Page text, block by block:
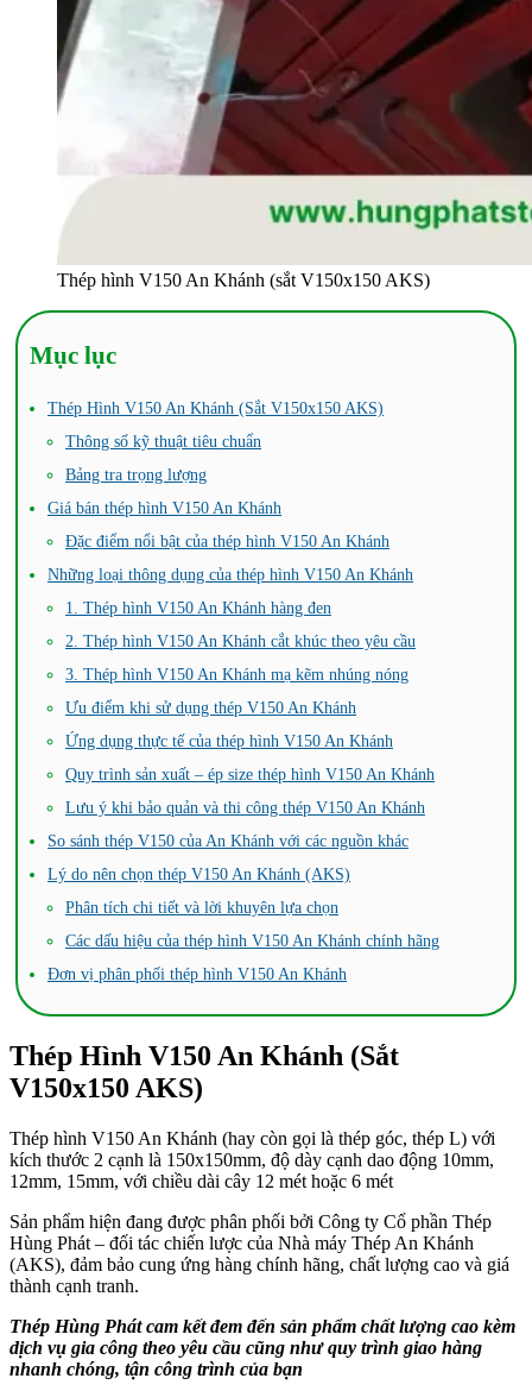
Thép hình V150 An Khánh (sắt V150x150 AKS)
Mục lục
Thép Hình V150 An Khánh (Sắt V150x150 AKS)
Thông số kỹ thuật tiêu chuẩn
Bảng tra trọng lượng
Giá bán thép hình V150 An Khánh
Đặc điểm nổi bật của thép hình V150 An Khánh
Những loại thông dụng của thép hình V150 An Khánh
1. Thép hình V150 An Khánh hàng đen
2. Thép hình V150 An Khánh cắt khúc theo yêu cầu
3. Thép hình V150 An Khánh mạ kẽm nhúng nóng
Ưu điểm khi sử dụng thép V150 An Khánh
Ứng dụng thực tế của thép hình V150 An Khánh
Quy trình sản xuất – ép size thép hình V150 An Khánh
Lưu ý khi bảo quản và thi công thép V150 An Khánh
So sánh thép V150 của An Khánh với các nguồn khác
Lý do nên chọn thép V150 An Khánh (AKS)
Phân tích chi tiết và lời khuyên lựa chọn
Các dấu hiệu của thép hình V150 An Khánh chính hãng
Đơn vị phân phối thép hình V150 An Khánh
Thép Hình V150 An Khánh (Sắt
V150x150 AKS)
Thép hình V150 An Khánh (hay còn gọi là thép góc, thép L) với
kích thước 2 cạnh là 150x150mm, độ dày cạnh dao động 10mm,
12mm, 15mm, với chiều dài cây 12 mét hoặc 6 mét
Sản phẩm hiện đang được phân phối bởi Công ty Cổ phần Thép
Hùng Phát – đối tác chiến lược của Nhà máy Thép An Khánh
(AKS), đảm bảo cung ứng hàng chính hãng, chất lượng cao và giá
thành cạnh tranh.
Thép Hùng Phát cam kết đem đến sản phẩm chất lượng cao kèm
dịch vụ gia công theo yêu cầu cũng như quy trình giao hàng
nhanh chóng, tận công trình của bạn